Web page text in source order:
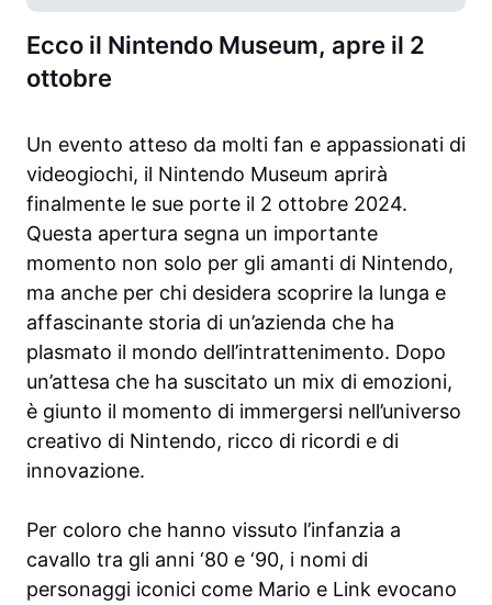
Ecco il Nintendo Museum, apre il 2
ottobre
Un evento atteso da molti fan e appassionati di
videogiochi, il Nintendo Museum aprirà
finalmente le sue porte il 2 ottobre 2024.
Questa apertura segna un importante
momento non solo per gli amanti di Nintendo,
ma anche per chi desidera scoprire la lunga e
affascinante storia di un’azienda che ha
plasmato il mondo dell’intrattenimento. Dopo
un’attesa che ha suscitato un mix di emozioni,
è giunto il momento di immergersi nell’universo
creativo di Nintendo, ricco di ricordi e di
innovazione.
Per coloro che hanno vissuto l’infanzia a
cavallo tra gli anni ‘80 e ‘90, i nomi di
personaggi iconici come Mario e Link evocano